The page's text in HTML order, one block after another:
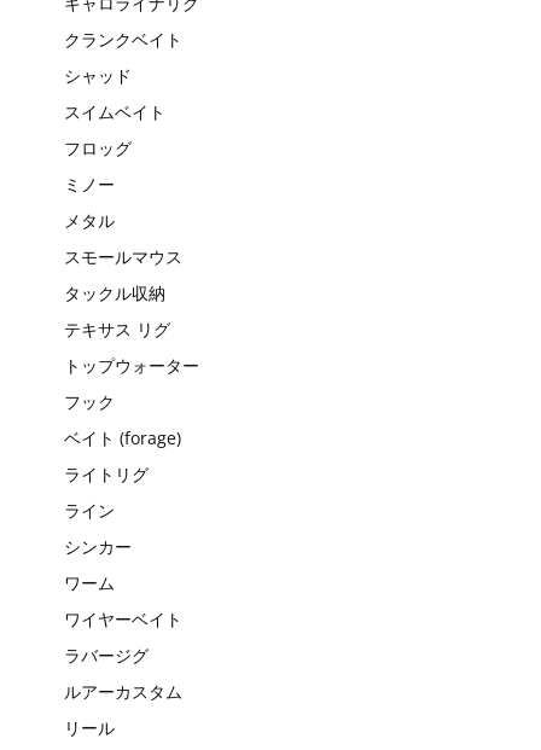
クランクベイト
シャッド
スイムベイト
フロッグ
ミノー
メタル
スモールマウス
タックル収納
テキサス リグ
トップウォーター
フック
ベイト (forage)
ライトリグ
ライン
シンカー
ワーム
ワイヤーベイト
ラバージグ
ルアーカスタム
リール